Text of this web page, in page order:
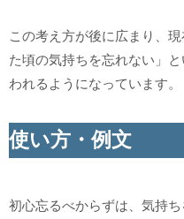
この考え方が後に広まり、
た頃の気持ちを忘れない」
われるようになっています。
使い方・例文
初心忘るべからずは、気持